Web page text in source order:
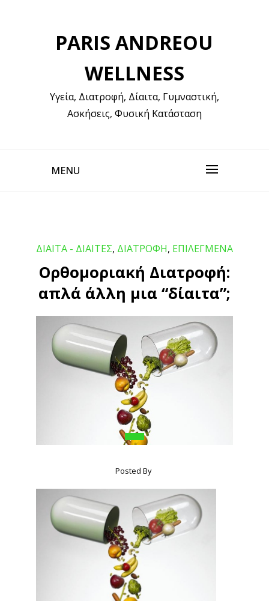
PARIS ANDREOU
WELLNESS
Υγεία, Διατροφή, Δίαιτα, Γυμναστική,
Ασκήσεις, Φυσική Κατάσταση
MENU
ΔΙΑΙΤΑ - ΔΙΑΙΤΕΣ, ΔΙΑΤΡΟΦΗ, ΕΠΙΛΕΓΜΕΝΑ
Ορθομοριακή Διατροφή:
απλά άλλη μια “δίαιτα”;
Posted By